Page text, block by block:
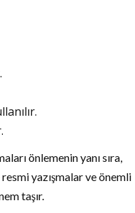
önlemenin yanı sıra,
yazışmalar ve önemli
taşır.